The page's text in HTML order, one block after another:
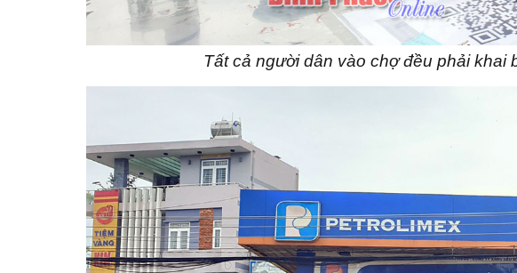
Tất cả người dân vào chợ đều phải khai